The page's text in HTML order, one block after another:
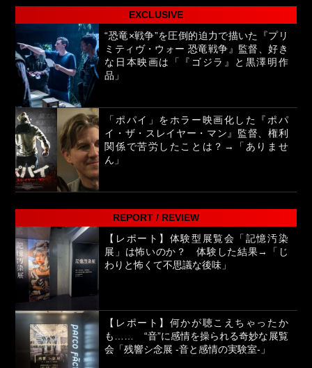
EXCLUSIVE
“恐竜×戦争”を圧倒的迫力で描いた『プリ
ミティヴ・ウォー 恐竜戦争』監督、好き
な日本映画は「『ゴジラ』と黒澤明作
品」
「ポパイ」をホラー映画化した『ポパ
イ・ザ・スレイヤー・マン』監督、権利
関係で苦労したことは？→「ありませ
ん」
REPORT / REVIEW
【レポート】体験型展覧会「記憶汚染
展」は怖いのか？ 体験した結果→「じ
わりと怖くて不思議な後味」
【レポート】何かが聴こえちゃったか
も…… “音”に感情を操られる奇妙な展覧
会「残響シ念展 -⾳と感情の実験室-」